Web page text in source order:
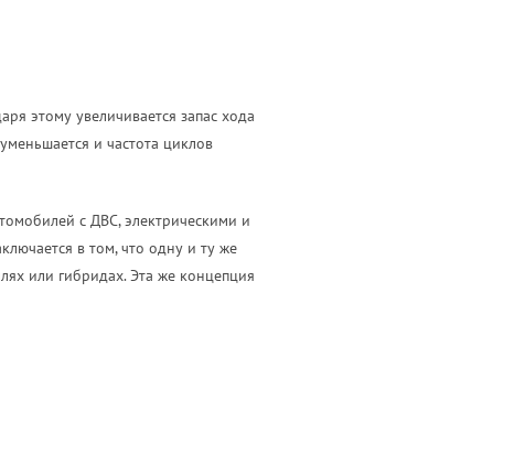
этому увеличивается запас хода
и частота циклов
с ДВС, электрическими и
в том, что одну и ту же
или гибридах. Эта же концепция